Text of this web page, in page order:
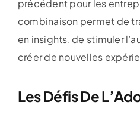
précédent pour les
combinaison permet de
en insights, de stimuler
créer de nouvelles
Les Défis De